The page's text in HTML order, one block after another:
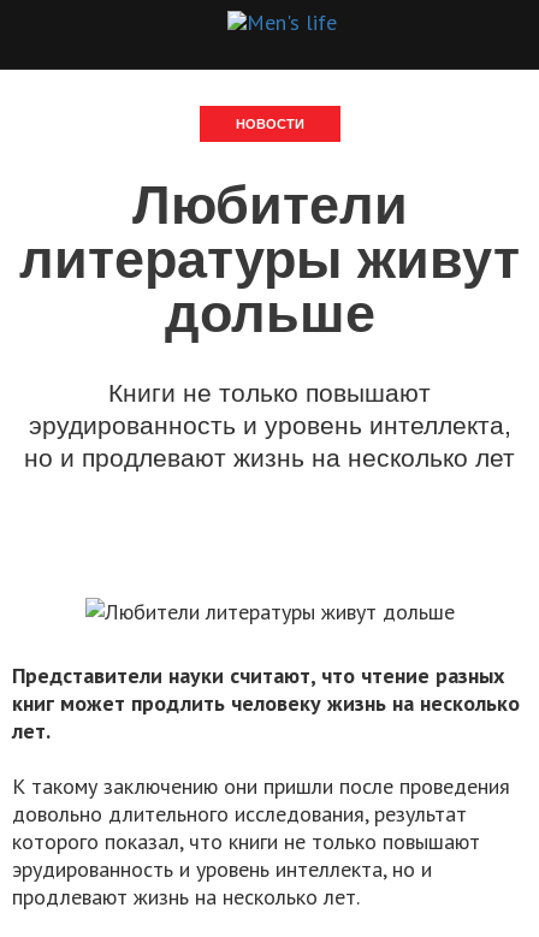
НОВОСТИ
Любители
литературы живут
дольше
Книги не только повышают
эрудированность и уровень интеллекта,
но и продлевают жизнь на несколько лет
Представители науки считают, что чтение разных
книг может продлить человеку жизнь на несколько
лет.
К такому заключению они пришли после проведения
довольно длительного исследования, результат
которого показал, что книги не только повышают
эрудированность и уровень интеллекта, но и
продлевают жизнь на несколько лет.